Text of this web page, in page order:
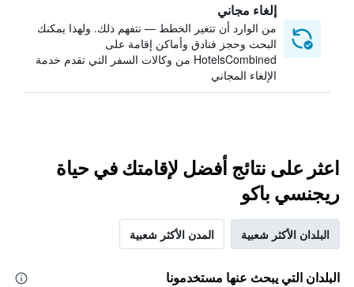
إلغاء مجاني
من الوارد أن تتغير الخطط — نتفهم ذلك. ولهذا يمكنك
البحث وحجز فنادق وأماكن إقامة على
HotelsCombined من وكالات السفر التي تقدم خدمة
الإلغاء المجاني
اعثر على نتائج أفضل لإقامتك في حياة
ريجنسي باكو
البلدان الأكثر شعبية المدن الأكثر شعبية
البلدان التي يبحث عنها مستخدمونا